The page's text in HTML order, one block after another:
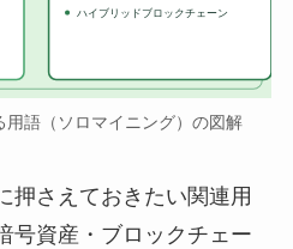
ハイブリッドブロックチェーン
用語（ソロマイニング）の図解
押さえておきたい関連用
号資産・ブロックチェー